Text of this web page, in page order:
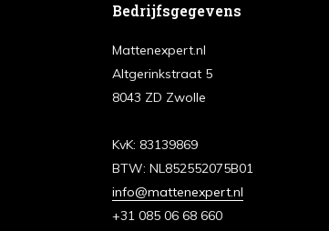
Bedrijfsgegevens
Mattenexpert.nl
Altgerinkstraat 5
8043 ZD Zwolle
KvK: 83139869
BTW: NL852552075B01
info@mattenexpert.nl
+31 085 06 68 660